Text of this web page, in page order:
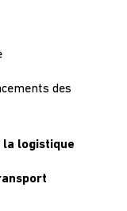
des
la logistique